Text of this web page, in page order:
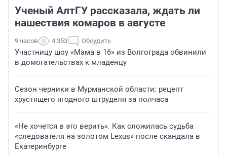
Ученый АлтГУ рассказала, ждать ли
нашествия комаров в августе
9 часов 4 353 Обсудить
Участницу шоу «Мама в 16» из Волгограда обвинили
в домогательствах к младенцу
Сезон черники в Мурманской области: рецепт
хрустящего ягодного штруделя за полчаса
«Не хочется в это верить». Как сложилась судьба
«следователя на золотом Lexus» после скандала в
Екатеринбурге